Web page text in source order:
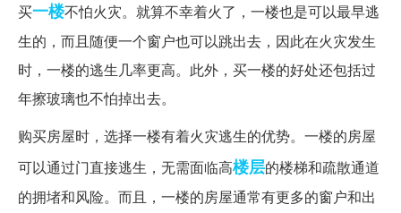
买一楼不怕火灾。就算不幸着火了，一楼也是可以最早逃
生的，而且随便一个窗户也可以跳出去，因此在火灾发生
时，一楼的逃生几率更高。此外，买一楼的好处还包括过
年擦玻璃也不怕掉出去。
购买房屋时，选择一楼有着火灾逃生的优势。一楼的房屋
可以通过门直接逃生，无需面临高楼层的楼梯和疏散通道
的拥堵和风险。而且，一楼的房屋通常有更多的窗户和出